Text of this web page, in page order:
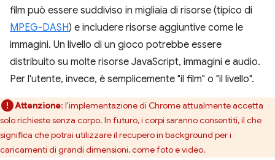
film può essere suddiviso in migliaia di risorse (tipico di
MPEG-DASH) e includere risorse aggiuntive come le
immagini. Un livello di un gioco potrebbe essere
distribuito su molte risorse JavaScript, immagini e audio.
Per l'utente, invece, è semplicemente "il film" o "il livello".
Attenzione: l'implementazione di Chrome attualmente accetta
solo richieste senza corpo. In futuro, i corpi saranno consentiti, il che
significa che potrai utilizzare il recupero in background per i
caricamenti di grandi dimensioni, come foto e video.